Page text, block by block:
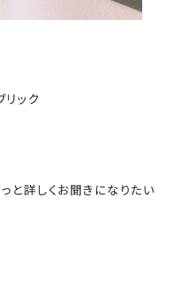
リック
と詳しくお聞きになりたい